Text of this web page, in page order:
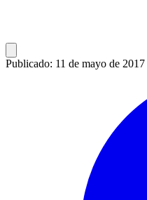
Publicado: 11 de mayo de 2017